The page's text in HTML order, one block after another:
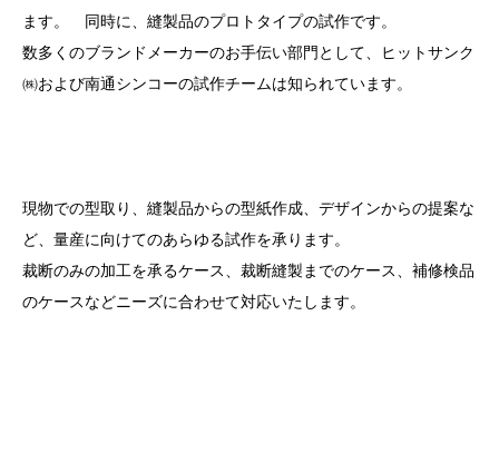
ます。 同時に、縫製品のプロトタイプの試作です。
数多くのブランドメーカーのお手伝い部門として、ヒットサンク
㈱および南通シンコーの試作チームは知られています。
現物での型取り、縫製品からの型紙作成、デザインからの提案な
ど、量産に向けてのあらゆる試作を承ります。
裁断のみの加工を承るケース、裁断縫製までのケース、補修検品
のケースなどニーズに合わせて対応いたします。